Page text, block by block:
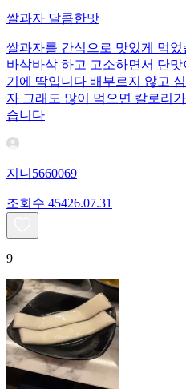
쌀과자 달콤한맛
쌀과자를 간식으로 맛있게 먹
바삭바삭 하고 고소하면서 단
기에 딱입니다 배부르지 않고
자 그래도 많이 먹으면 칼로리
습니다
지니5660069
조회수 45426.07.31
9